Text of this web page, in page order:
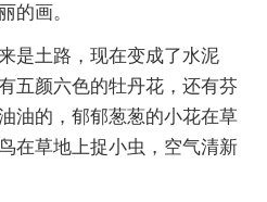
的画。
是土路，现在变成了水泥
五颜六色的牡丹花，还有芬
油的，郁郁葱葱的小花在草
在草地上捉小虫，空气清新